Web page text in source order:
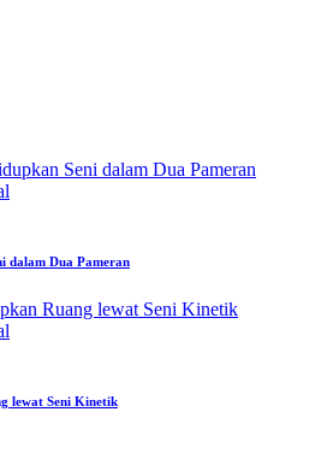
dalam Dua Pameran
lewat Seni Kinetik